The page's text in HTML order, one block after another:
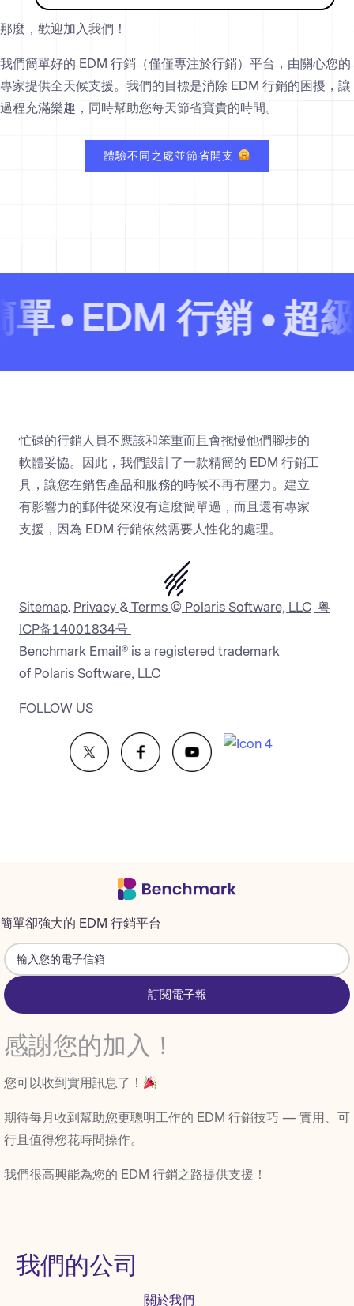
那麼，歡迎加入我們！
我們簡單好的 EDM 行銷（僅僅專注於行銷）平台，由關心您的
專家提供全天候支援。我們的目標是消除 EDM 行銷的困擾，讓
過程充滿樂趣，同時幫助您每天節省寶貴的時間。
體驗不同之處並節省開支
EDM 行銷 超級
忙碌的行銷人員不應該和笨重而且會拖慢他們腳步的
軟體妥協。因此，我們設計了一款精簡的 EDM 行銷工
具，讓您在銷售產品和服務的時候不再有壓力。建立
有影響力的郵件從來沒有這麼簡單過，而且還有專家
支援，因為 EDM 行銷依然需要人性化的處理。
Sitemap. Privacy &Terms © Polaris Software, LLC 粤
ICP备14001834号
Benchmark Email® is a registered trademark
of Polaris Software, LLC
FOLLOW US
簡單卻強大的 EDM 行銷平台
訂閱電子報
感謝您的加入！
您可以收到實用訊息了！
期待每月收到幫助您更聰明工作的 EDM 行銷技巧 — 實用、可
行且值得您花時間操作。
我們很高興能為您的 EDM 行銷之路提供支援！
我們的公司
關於我們